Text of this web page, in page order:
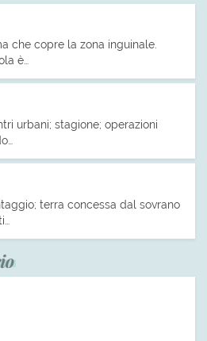
che copre la zona inguinale.
è…
urbani; stagione; operazioni
terra concessa dal sovrano